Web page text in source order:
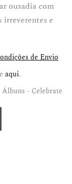
ousadia com
irreverentes e
de Envio
aqui.
- Celebrate